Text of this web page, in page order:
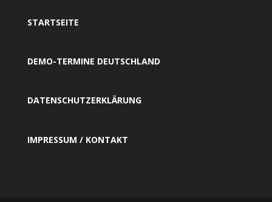
STARTSEITE
DEMO-TERMINE DEUTSCHLAND
DATENSCHUTZERKLÄRUNG
IMPRESSUM / KONTAKT